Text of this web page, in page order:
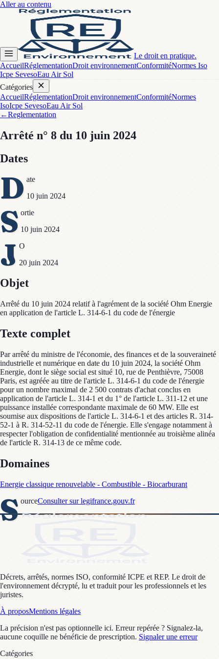
Aller au contenu
Le droit en pratique.
AccueilRéglementationDroit environnementConformitéNormes Iso
Icpe SevesoEau Air Sol
Catégories
AccueilRéglementationDroit environnementConformitéNormes
IsoIcpe SevesoEau Air Sol
←Reglementation
Arrêté n° 8 du 10 juin 2024
Dates
D ate
10 juin 2024
S ortie
10 juin 2024
J O
20 juin 2024
Objet
Arrêté du 10 juin 2024 relatif à l'agrément de la société Ohm Energie
en application de l'article L. 314-6-1 du code de l'énergie
Texte complet
Par arrêté du ministre de l'économie, des finances et de la souveraineté
industrielle et numérique en date du 10 juin 2024, la société Ohm
Energie, dont le siège social est situé 10, rue de Penthièvre, 75008
Paris, est agréée au titre de l'article L. 314-6-1 du code de l'énergie
pour un nombre maximal de 2 500 contrats d'achat conclus en
application de l'article L. 314-1 et du 1° de l'article L. 311-12 et une
puissance installée correspondante maximale de 60 MW. Elle est
soumise aux dispositions de l'article L. 314-6-1 et des articles R. 314-
52-1 à R. 314-52-11 du code de l'énergie. Elle s'engage notamment à
respecter l'obligation de confidentialité mentionnée au troisième alinéa
de l'article R. 314-13 de ce même code.
Domaines
Energie classique renouvelable - Combustible - Biocarburant
S ourceConsulter sur legifrance.gouv.fr
Décrets, arrêtés, normes ISO, conformité ICPE et REP. Le droit de
l'environnement décrypté, lu et traduit pour les professionnels et les
juristes.
À proposMentions légales
La précision n'est pas optionnelle ici. Erreur repérée ? Signalez-la,
aucune coquille ne bénéficie de prescription. Signaler une erreur
Catégories